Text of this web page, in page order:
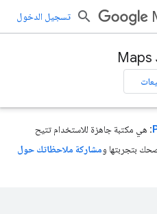
تسجيل الدخول
Maps
: هي مكتبة جاهزة للاستخدام تتيح
بتجربتها ومشاركة ملاحظاتك حول